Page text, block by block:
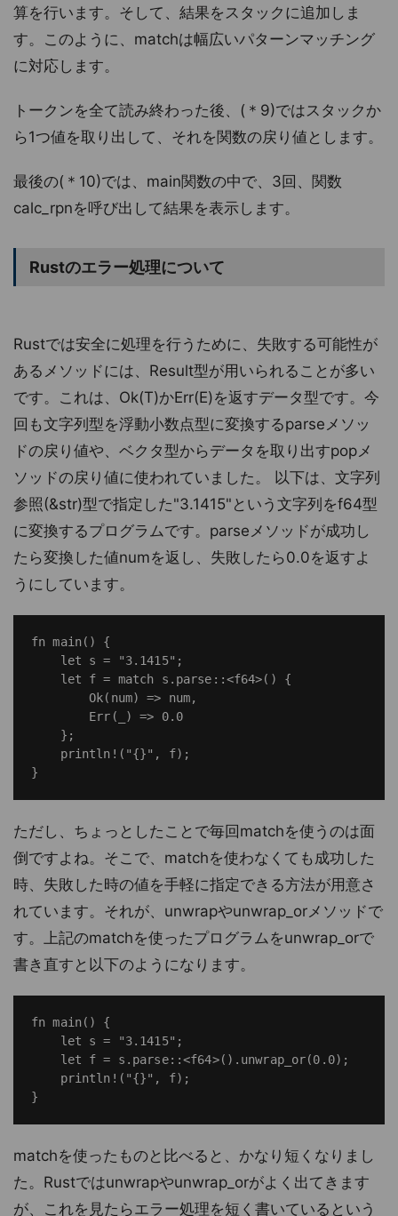
算を行います。そして、結果をスタックに追加しま
す。このように、matchは幅広いパターンマッチング
に対応します。
トークンを全て読み終わった後、(＊9)ではスタックか
ら1つ値を取り出して、それを関数の戻り値とします。
最後の(＊10)では、main関数の中で、3回、関数
calc_rpnを呼び出して結果を表示します。
Rustのエラー処理について
Rustでは安全に処理を行うために、失敗する可能性が
あるメソッドには、Result型が用いられることが多い
です。これは、Ok(T)かErr(E)を返すデータ型です。今
回も文字列型を浮動小数点型に変換するparseメソッ
ドの戻り値や、ベクタ型からデータを取り出すpopメ
ソッドの戻り値に使われていました。 以下は、文字列
参照(&str)型で指定した"3.1415"という文字列をf64型
に変換するプログラムです。parseメソッドが成功し
たら変換した値numを返し、失敗したら0.0を返すよ
うにしています。
fn main() {
    let s = "3.1415";
    let f = match s.parse::<f64>() {
        Ok(num) => num,
        Err(_) => 0.0
    };
    println!("{}", f);
ただし、ちょっとしたことで毎回matchを使うのは面
倒ですよね。そこで、matchを使わなくても成功した
時、失敗した時の値を手軽に指定できる方法が用意さ
れています。それが、unwrapやunwrap_orメソッドで
す。上記のmatchを使ったプログラムをunwrap_orで
書き直すと以下のようになります。
fn main() {
    let s = "3.1415";
    let f = s.parse::<f64>().unwrap_or(0.0);
    println!("{}", f);
matchを使ったものと比べると、かなり短くなりまし
た。Rustではunwrapやunwrap_orがよく出てきます
が、これを見たらエラー処理を短く書いているという